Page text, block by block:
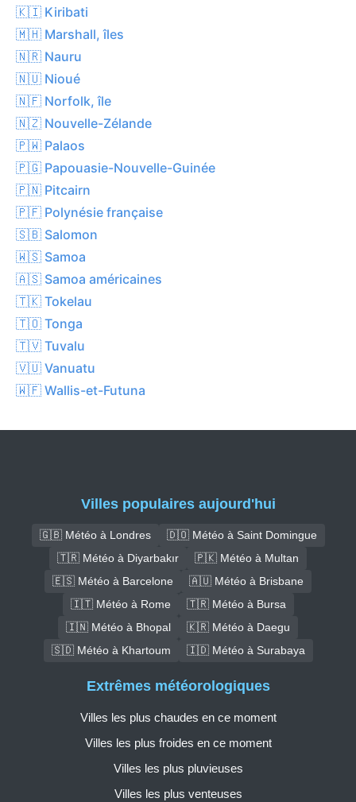
🇰🇮 Kiribati
🇲🇭 Marshall, îles
🇳🇷 Nauru
🇳🇺 Nioué
🇳🇫 Norfolk, île
🇳🇿 Nouvelle-Zélande
🇵🇼 Palaos
🇵🇬 Papouasie-Nouvelle-Guinée
🇵🇳 Pitcairn
🇵🇫 Polynésie française
🇸🇧 Salomon
🇼🇸 Samoa
🇦🇸 Samoa américaines
🇹🇰 Tokelau
🇹🇴 Tonga
🇹🇻 Tuvalu
🇻🇺 Vanuatu
🇼🇫 Wallis-et-Futuna
Villes populaires aujourd'hui
🇬🇧 Météo à Londres
🇩🇴 Météo à Saint Domingue
🇹🇷 Météo à Diyarbakır
🇵🇰 Météo à Multan
🇪🇸 Météo à Barcelone
🇦🇺 Météo à Brisbane
🇮🇹 Météo à Rome
🇹🇷 Météo à Bursa
🇮🇳 Météo à Bhopal
🇰🇷 Météo à Daegu
🇸🇩 Météo à Khartoum
🇮🇩 Météo à Surabaya
Extrêmes météorologiques
Villes les plus chaudes en ce moment
Villes les plus froides en ce moment
Villes les plus pluvieuses
Villes les plus venteuses